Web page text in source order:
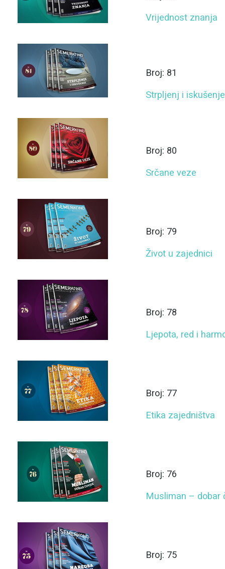
Vrijednost znanja
Broj: 81
Strpljenj i iskušenje
Broj: 80
Srčane veze
Broj: 79
Život u zajednici
Broj: 78
Ljepota, red i
Broj: 77
Etika zajedništva
Broj: 76
Musliman – dobar
Broj: 75